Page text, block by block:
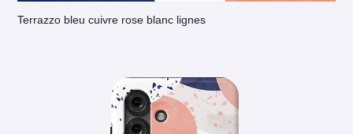
Terrazzo bleu cuivre rose blanc lignes